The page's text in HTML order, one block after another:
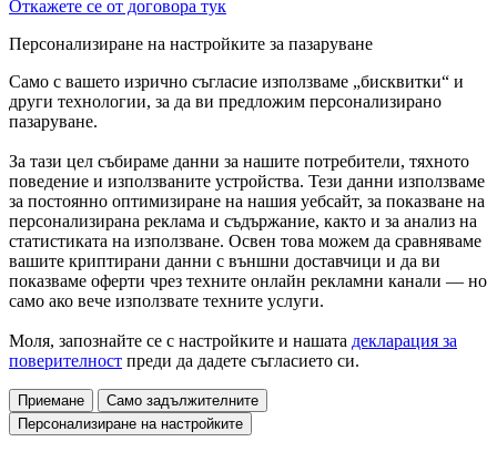
Откажете се от договора тук
Персонализиране на настройките за пазаруване
Само с вашето изрично съгласие използваме „бисквитки“ и
други технологии, за да ви предложим персонализирано
пазаруване.
За тази цел събираме данни за нашите потребители, тяхното
поведение и използваните устройства. Тези данни използваме
за постоянно оптимизиране на нашия уебсайт, за показване на
персонализирана реклама и съдържание, както и за анализ на
статистиката на използване. Освен това можем да сравняваме
вашите криптирани данни с външни доставчици и да ви
показваме оферти чрез техните онлайн рекламни канали — но
само ако вече използвате техните услуги.
Моля, запознайте се с настройките и нашата декларация за
поверителност преди да дадете съгласието си.
Приемане
Само задължителните
Персонализиране на настройките